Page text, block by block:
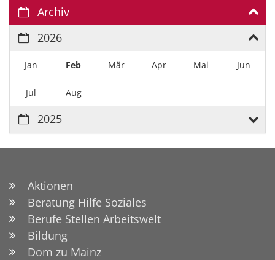
Archiv
2026
Jan Feb Mär Apr Mai Jun
Jul Aug
2025
Aktionen
Beratung Hilfe Soziales
Berufe Stellen Arbeitswelt
Bildung
Dom zu Mainz